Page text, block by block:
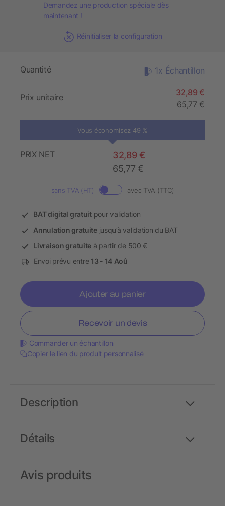
Demandez une production spéciale dès
maintenant !
Réinitialiser la configuration
Quantité 1x Échantillon
Prix unitaire
32,89 €
65,77 €
Vous économisez 49 %
PRIX NET
32,89 €
65,77 €
sans TVA (HT) avec TVA (TTC)
BAT digital gratuitpour validation
Annulation gratuitejusqu’à validation du BAT
Livraison gratuite à partir de 500 €
Envoi prévu entre 13 - 14 Aoû
Ajouter au panier
Recevoir un devis
Commander un échantillon
Copier le lien du produit personnalisé
Détails
Description
Avis produits